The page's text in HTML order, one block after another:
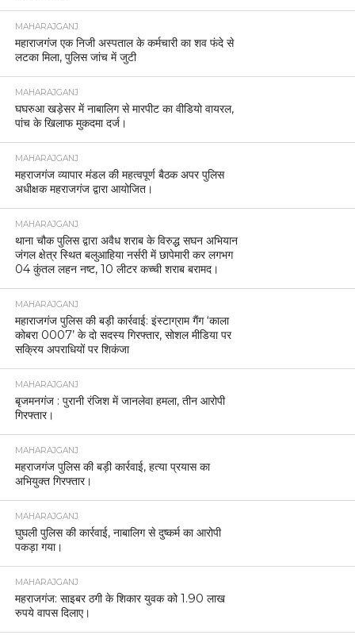
MAHARAJGANJ
महाराजगंज एक निजी अस्पताल के कर्मचारी का शव फंदे से
लटका मिला, पुलिस जांच में जुटी
MAHARAJGANJ
घघरुआ खड़ेसर में नाबालिग से मारपीट का वीडियो वायरल,
पांच के खिलाफ मुकदमा दर्ज।
MAHARAJGANJ
महराजगंज व्यापार मंडल की महत्वपूर्ण बैठक अपर पुलिस
अधीक्षक महराजगंज द्वारा आयोजित।
MAHARAJGANJ
थाना चौक पुलिस द्वारा अवैध शराब के विरुद्ध सघन अभियान
जंगल क्षेत्र स्थित बलुआहिया नर्सरी में छापेमारी कर लगभग
04 कुंतल लहन नष्ट, 10 लीटर कच्ची शराब बरामद।
MAHARAJGANJ
महाराजगंज पुलिस की बड़ी कार्रवाई: इंस्टाग्राम गैंग ‘काला
कोबरा 0007’ के दो सदस्य गिरफ्तार, सोशल मीडिया पर
सक्रिय अपराधियों पर शिकंजा
MAHARAJGANJ
बृजमनगंज : पुरानी रंजिश में जानलेवा हमला, तीन आरोपी
गिरफ्तार।
MAHARAJGANJ
महराजगंज पुलिस की बड़ी कार्रवाई, हत्या प्रयास का
अभियुक्त गिरफ्तार।
MAHARAJGANJ
घुघली पुलिस की कार्रवाई, नाबालिग से दुष्कर्म का आरोपी
पकड़ा गया।
MAHARAJGANJ
महराजगंज: साइबर ठगी के शिकार युवक को 1.90 लाख
रुपये वापस दिलाए।